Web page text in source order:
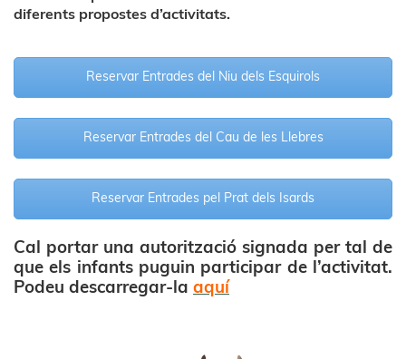
diferents propostes d’activitats.
Reservar Entrades del Niu dels Esquirols
Reservar Entrades del Cau de les Llebres
Reservar Entrades pel Prat dels Isards
Cal portar una autorització signada per tal de
que els infants puguin participar de l’activitat.
Podeu descarregar-la aquí